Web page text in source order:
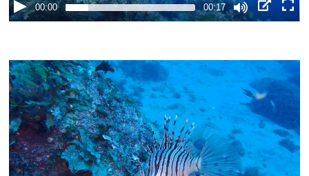
00:00 00:17